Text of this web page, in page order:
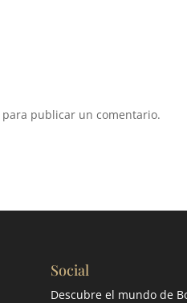
para publicar un comentario.
Social
Descubre el mundo de